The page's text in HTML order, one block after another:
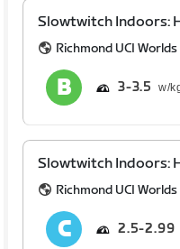
Slowtwitch Indoors:
Richmond UCI Worlds
3 3.5
Slowtwitch Indoors:
Richmond UCI Worlds
2.5 2.99